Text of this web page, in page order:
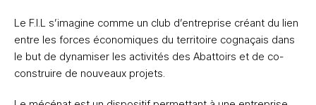
Le F.I.L s’imagine comme un club d’entreprise créant du lien
entre les forces économiques du territoire cognaçais dans
le but de dynamiser les activités des Abattoirs et de co-
construire de nouveaux projets.